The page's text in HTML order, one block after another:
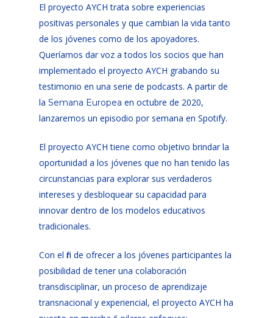
El proyecto AYCH trata sobre experiencias
positivas personales y que cambian la vida tanto
de los jóvenes como de los apoyadores.
Queríamos dar voz a todos los socios que han
implementado el proyecto AYCH grabando su
testimonio en una serie de podcasts. A partir de
laSemana Europea en octubre de 2020,
lanzaremos un episodio por semana en Spotify.
El proyecto AYCH tiene como objetivo brindar la
oportunidad a los jóvenes que no han tenido las
circunstancias para explorar sus verdaderos
intereses y desbloquear su capacidad para
innovar dentro de los modelos educativos
tradicionales.
Con el fin de ofrecer a los jóvenes participantes la
posibilidad de tener una colaboración
transdisciplinar, un proceso de aprendizaje
transnacional y experiencial, el proyecto AYCH ha